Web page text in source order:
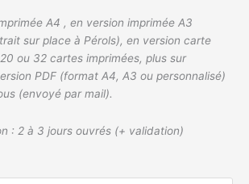
A4 , en version imprimée A3
sur place à Pérols), en version carte
ou 32 cartes imprimées, plus sur
PDF (format A4, A3 ou personnalisé)
(envoyé par mail).
: 2 à 3 jours ouvrés (+ validation)